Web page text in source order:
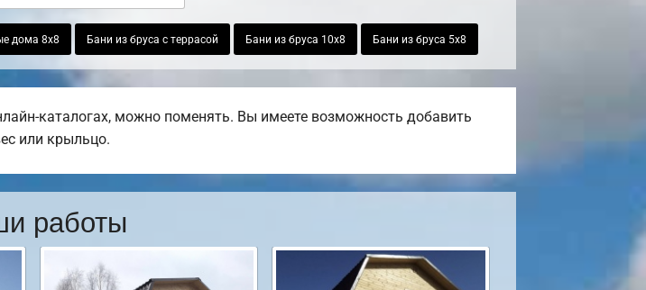
дома 8х8 Бани из бруса с террасой Бани из бруса 10х8 Бани из бруса 5х8
каталогах, можно поменять. Вы имеете возможность добавить
или крыльцо.
работы